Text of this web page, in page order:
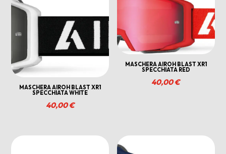
MASCHERA AIROH BLAST XR1
SPECCHIATA WHITE
40,00€
MASCHERA AIROH BLAST XR1
SPECCHIATA RED
40,00€